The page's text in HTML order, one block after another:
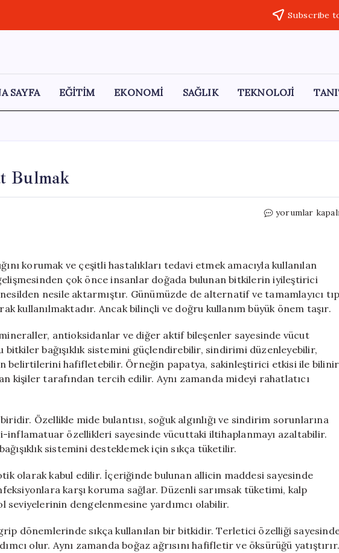
Subscribe
SAYFA EĞİTİM EKONOMİ SAĞLIK TEKNOLOJİ
Bulmak
Şifalı
Bulmak
için
yorumlar
korumak ve çeşitli hastalıkları tedavi etmek amacıyla kullanılan
çok önce insanlar doğada bulunan bitkilerin iyileştirici
nesile aktarmıştır. Günümüzde de alternatif ve tamamlayıcı tıp
kullanılmaktadır. Ancak bilinçli ve doğru kullanım büyük önem taşır.
antioksidanlar ve diğer aktif bileşenler sayesinde vücut
bağışıklık sistemini güçlendirebilir, sindirimi düzenleyebilir,
belirtilerini hafifletebilir. Örneğin papatya, sakinleştirici etkisi ile bilinir
kişiler tarafından tercih edilir. Aynı zamanda mideyi rahatlatıcı
Özellikle mide bulantısı, soğuk algınlığı ve sindirim sorunlarına
inflamatuar özellikleri sayesinde vücuttaki iltihaplanmayı azaltabilir.
sistemini desteklemek için sıkça tüketilir.
olarak kabul edilir. İçeriğinde bulunan allicin maddesi sayesinde
karşı koruma sağlar. Düzenli sarımsak tüketimi, kalp
seviyelerinin dengelenmesine yardımcı olabilir.
dönemlerinde sıkça kullanılan bir bitkidir. Terletici özelliği
olur. Aynı zamanda boğaz ağrısını hafifletir ve öksürüğü yatıştırır.